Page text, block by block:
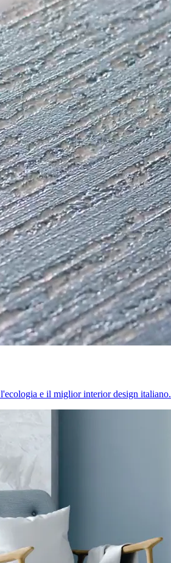
e il miglior interior design italiano.